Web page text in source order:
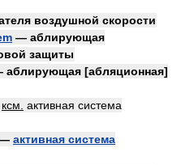
воздушной скорости
— аблирующая
защиты
аблирующая [абляционная]
ксм. активная система
активная система